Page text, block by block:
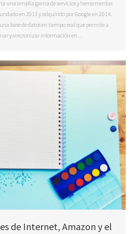
una amplia gama de servicios y herramientas
en 2011 y adquirido por Google en 2014.
base de datos en tiempo real que permite a
y sincronizar información en…
de Internet, Amazon y el